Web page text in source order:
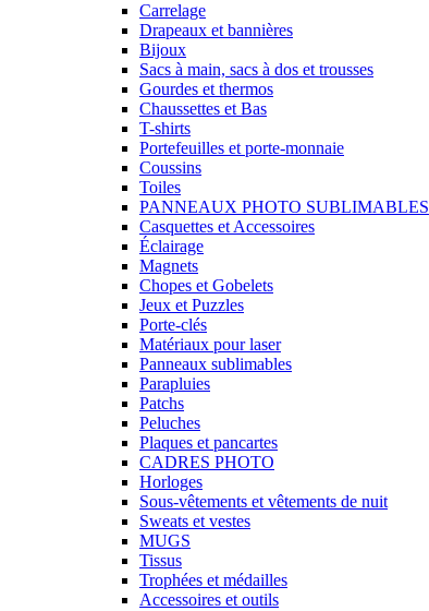
Carrelage
Drapeaux et bannières
Bijoux
Sacs à main, sacs à dos et trousses
Gourdes et thermos
Chaussettes et Bas
T-shirts
Portefeuilles et porte-monnaie
Coussins
Toiles
PANNEAUX PHOTO SUBLIMABLES
Casquettes et Accessoires
Éclairage
Magnets
Chopes et Gobelets
Jeux et Puzzles
Porte-clés
Matériaux pour laser
Panneaux sublimables
Parapluies
Patchs
Peluches
Plaques et pancartes
CADRES PHOTO
Horloges
Sous-vêtements et vêtements de nuit
Sweats et vestes
MUGS
Tissus
Trophées et médailles
Accessoires et outils